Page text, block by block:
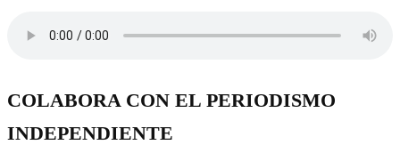
COLABORA CON EL PERIODISMO
INDEPENDIENTE